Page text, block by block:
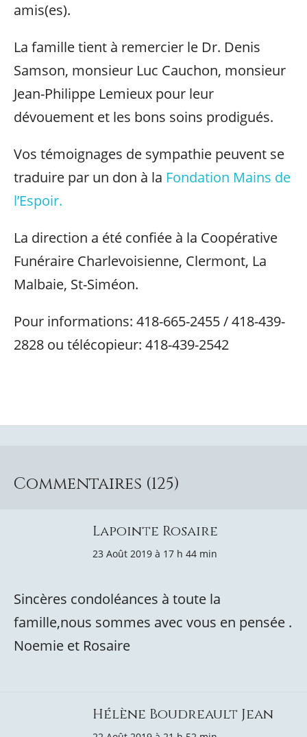
amis(es).
La famille tient à remercier le Dr. Denis
Samson, monsieur Luc Cauchon, monsieur
Jean-Philippe Lemieux pour leur
dévouement et les bons soins prodigués.
Vos témoignages de sympathie peuvent se
traduire par un don à la Fondation Mains de
l’Espoir.
La direction a été confiée à la Coopérative
Funéraire Charlevoisienne, Clermont, La
Malbaie, St-Siméon.
Pour informations: 418-665-2455 / 418-439-
2828 ou télécopieur: 418-439-2542
Commentaires (125)
Lapointe Rosaire
23 Août 2019 à 17 h 44 min
Sincères condoléances à toute la
famille,nous sommes avec vous en pensée .
Noemie et Rosaire
Hélène Boudreault Jean